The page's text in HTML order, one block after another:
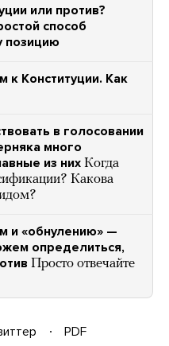
или против?
способ
позицию
к Конституции. Как
в голосовании
много
из них Когда
Какова
и «обнулению» —
определиться,
Просто отвечайте
PDF